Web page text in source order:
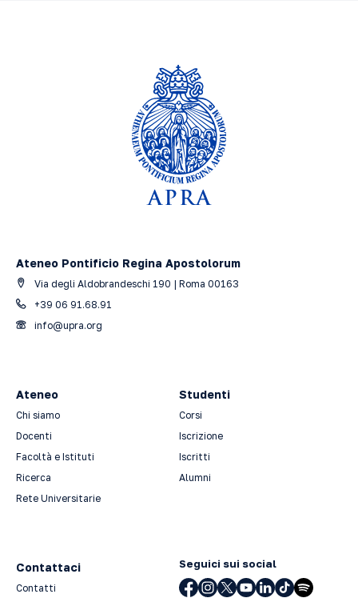
Ateneo Pontificio Regina Apostolorum
Via degli Aldobrandeschi 190 | Roma 00163
+39 06 91.68.91
info@upra.org
Ateneo
Chi siamo
Docenti
Facoltà e Istituti
Ricerca
Rete Universitarie
Studenti
Corsi
Iscrizione
Iscritti
Alumni
Contattaci
Contatti
Seguici sui social